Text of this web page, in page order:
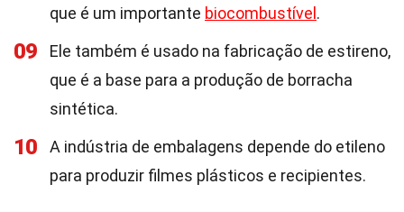
que é um importante biocombustível .
09
Ele também é usado na fabricação de estireno,
que é a base para a produção de borracha
sintética.
10
A indústria de embalagens depende do etileno
para produzir filmes plásticos e recipientes.